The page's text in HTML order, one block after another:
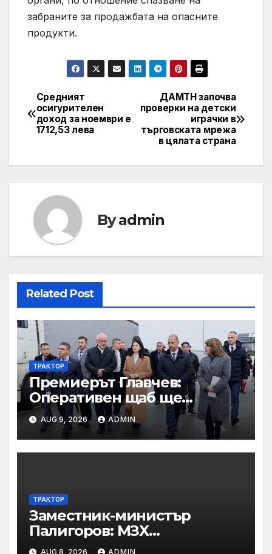
забраните за продажбата на опасните
продукти.
Post
navigation
ДАМТН започва
проверки на детски
играчки в
търговската мрежа
в цялата страна
Средният
осигурителен
доход за ноември е
1712,53 лева
Byadmin
Related Post
ТРАКТОР
Премиерът Главчев:
Оперативен щаб ще
реорганизира структурите
по границата, за да сме
готови за Шенген
AUG 9, 2026 ADMIN
ТРАКТОР
Заместник-министър
Палигоров: МЗХ
предприема комплекс от
AUG 8, 2026 ADMIN